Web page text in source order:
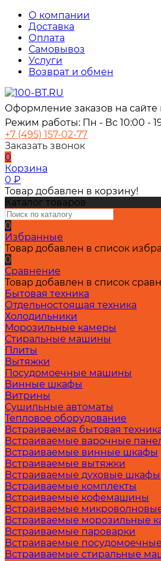
О компании
Доставка
Оплата
Самовывоз
Услуги
Возврат и обмен
Оформление заказов на сайте
Режим работы: Пн - Вс 10:00 -
+7 (495) 157-02-77
Заказать звонок
0
Корзина
0 ₽
Товар добавлен в корзину!
Каталог товаров
0
Избранные
Товар добавлен в список
0
Сравнение
Товар добавлен в список
Бытовая техника
Отдельностоящая техника
Холодильники
Морозильные камеры
Стиральные машины
Плиты
Вытяжки
Посудомоечные машины
Винные шкафы
Витрины
Сушильные автоматы
Тепловое оборудование
Встраиваемая бытовая
Встраиваемые варочные
Встраиваемые винные шкафы
Встраиваемые вытяжки
Встраиваемые духовые шкафы
Встраиваемые комплекты
Встраиваемые кофемашины
Встраиваемые
Встраиваемые морозильные
Встраиваемые пароварки
Встраиваемые
Встраиваемые стиральные